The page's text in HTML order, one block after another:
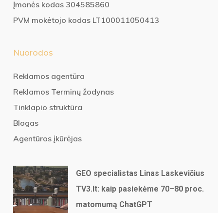
Įmonės kodas 304585860
PVM mokėtojo kodas LT100011050413
Nuorodos
Reklamos agentūra
Reklamos Terminų žodynas
Tinklapio struktūra
Blogas
Agentūros įkūrėjas
GEO specialistas Linas Laskevičius
TV3.lt: kaip pasiekėme 70–80 proc.
matomumą ChatGPT